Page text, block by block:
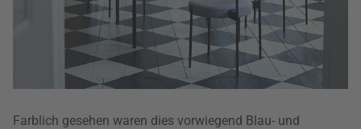
Farblich gesehen waren dies vorwiegend Blau- und